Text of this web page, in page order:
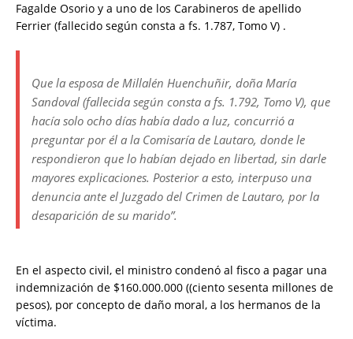
Fagalde Osorio y a uno de los Carabineros de apellido
Ferrier (fallecido según consta a fs. 1.787, Tomo V) .
Que la esposa de Millalén Huenchuñir, doña María
Sandoval (fallecida según consta a fs. 1.792, Tomo V), que
hacía solo ocho días había dado a luz, concurrió a
preguntar por él a la Comisaría de Lautaro, donde le
respondieron que lo habían dejado en libertad, sin darle
mayores explicaciones. Posterior a esto, interpuso una
denuncia ante el Juzgado del Crimen de Lautaro, por la
desaparición de su marido”.
En el aspecto civil, el ministro condenó al fisco a pagar una
indemnización de $160.000.000 ((ciento sesenta millones de
pesos), por concepto de daño moral, a los hermanos de la
víctima.